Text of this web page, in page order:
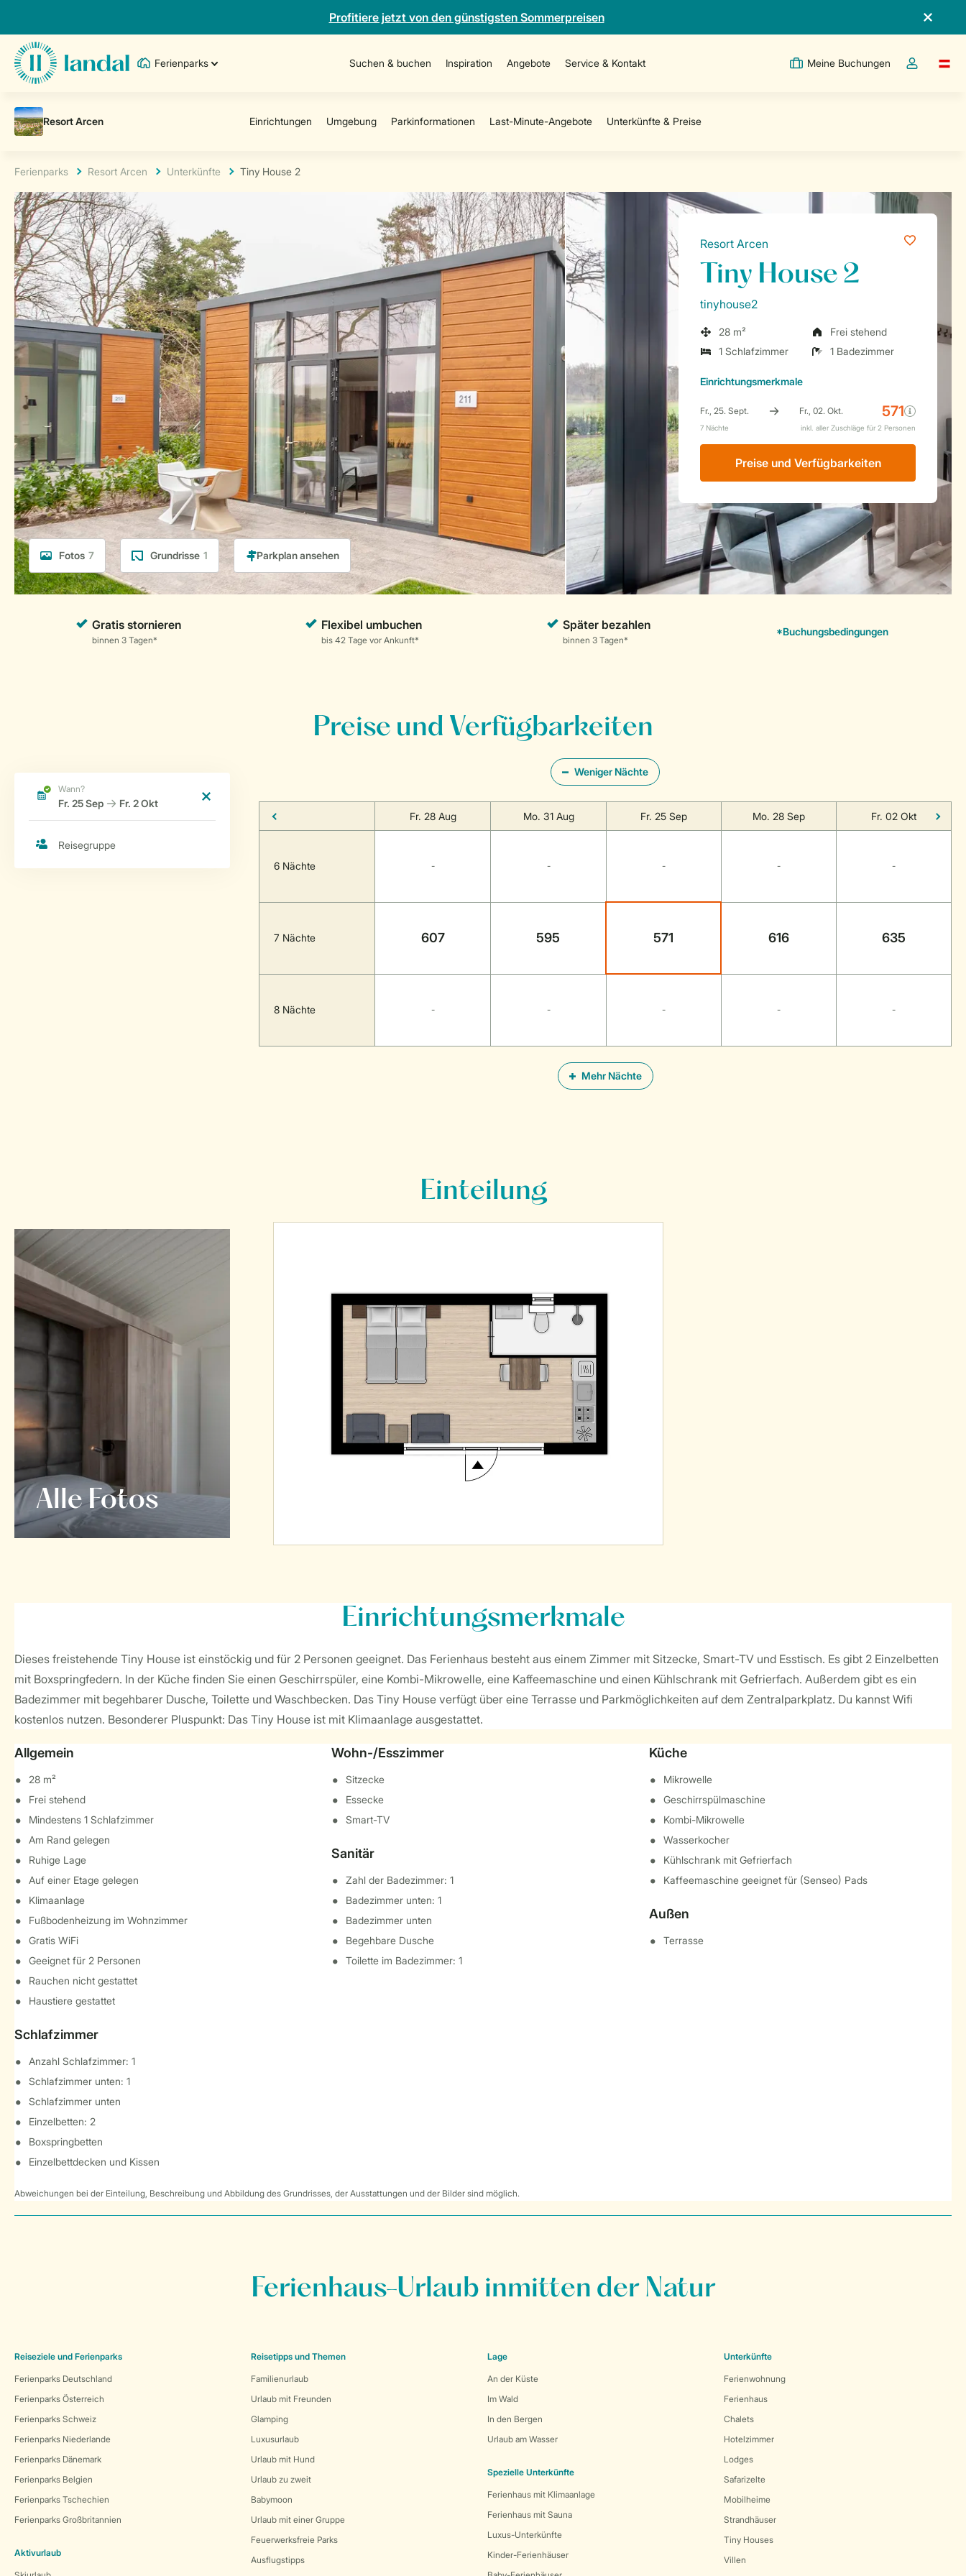
Profitiere jetzt von den günstigsten Sommerpreisen
Ferienparks Suchen & buchen Inspiration Angebote Service & Kontakt Meine Buchungen
Dropdown-
Ferienparks Resort Arcen Unterkünfte Tiny House 2
Fotos 7 Grundrisse 1
Resort Arcen
Tiny House 2
tinyhouse2
28 m²
Frei stehend
1 Schlafzimmer
1 Badezimmer
Einrichtungsmerkmale
Preise und Verfügbarkeiten
Preise und Verfügbarkeiten
Weniger Nächte
Mehr Nächte
Fr. 28 Aug Mo. 31 Aug Fr. 25 Sep Mo. 28 Sep Fr. 02 Okt
6 Nächte - - - - -
7 Nächte 607 595 571 616 635
8 Nächte - - - - -
Einteilung
Alle Fotos
Einrichtungsmerkmale
Dieses freistehende Tiny House ist einstöckig und für 2 Personen geeignet. Das Ferienhaus besteht aus einem Zimmer mit Sitzecke, Smart-TV und Esstisch. Es gibt 2 Einzelbetten
mit Boxspringfedern. In der Küche finden Sie einen Geschirrspüler, eine Kombi-Mikrowelle, eine Kaffeemaschine und einen Kühlschrank mit Gefrierfach. Außerdem gibt es ein
Badezimmer mit begehbarer Dusche, Toilette und Waschbecken. Das Tiny House verfügt über eine Terrasse und Parkmöglichkeiten auf dem Zentralparkplatz. Du kannst Wifi
kostenlos nutzen. Besonderer Pluspunkt: Das Tiny House ist mit Klimaanlage ausgestattet.
Allgemein
28 m²
Frei stehend
Mindestens 1 Schlafzimmer
Am Rand gelegen
Ruhige Lage
Auf einer Etage gelegen
Klimaanlage
Fußbodenheizung im Wohnzimmer
Gratis WiFi
Geeignet für 2 Personen
Rauchen nicht gestattet
Haustiere gestattet
Schlafzimmer
Anzahl Schlafzimmer: 1
Schlafzimmer unten: 1
Schlafzimmer unten
Einzelbetten: 2
Boxspringbetten
Einzelbettdecken und Kissen
Wohn-/Esszimmer
Sitzecke
Essecke
Smart-TV
Sanitär
Zahl der Badezimmer: 1
Badezimmer unten: 1
Badezimmer unten
Begehbare Dusche
Toilette im Badezimmer: 1
Küche
Mikrowelle
Geschirrspülmaschine
Kombi-Mikrowelle
Wasserkocher
Kühlschrank mit Gefrierfach
Kaffeemaschine geeignet für (Senseo) Pads
Außen
Terrasse
Abweichungen bei der Einteilung, Beschreibung und Abbildung des Grundrisses, der Ausstattungen und der Bilder sind möglich.
Ferienhaus-Urlaub inmitten der Natur
Reiseziele und Ferienparks
Ferienparks Deutschland
Ferienparks Österreich
Ferienparks Schweiz
Ferienparks Niederlande
Ferienparks Dänemark
Ferienparks Belgien
Ferienparks Tschechien
Ferienparks Großbritannien
Aktivurlaub
Reisetipps und Themen
Familienurlaub
Urlaub mit Freunden
Glamping
Luxusurlaub
Urlaub mit Hund
Urlaub zu zweit
Babymoon
Urlaub mit einer Gruppe
Feuerwerksfreie Parks
Ausflugstipps
Lage
An der Küste
Im Wald
In den Bergen
Urlaub am Wasser
Spezielle Unterkünfte
Ferienhaus mit Klimaanlage
Ferienhaus mit Sauna
Luxus-Unterkünfte
Kinder-Ferienhäuser
Unterkünfte
Ferienwohnung
Ferienhaus
Chalets
Hotelzimmer
Lodges
Safarizelte
Mobilheime
Strandhäuser
Tiny Houses
Villen